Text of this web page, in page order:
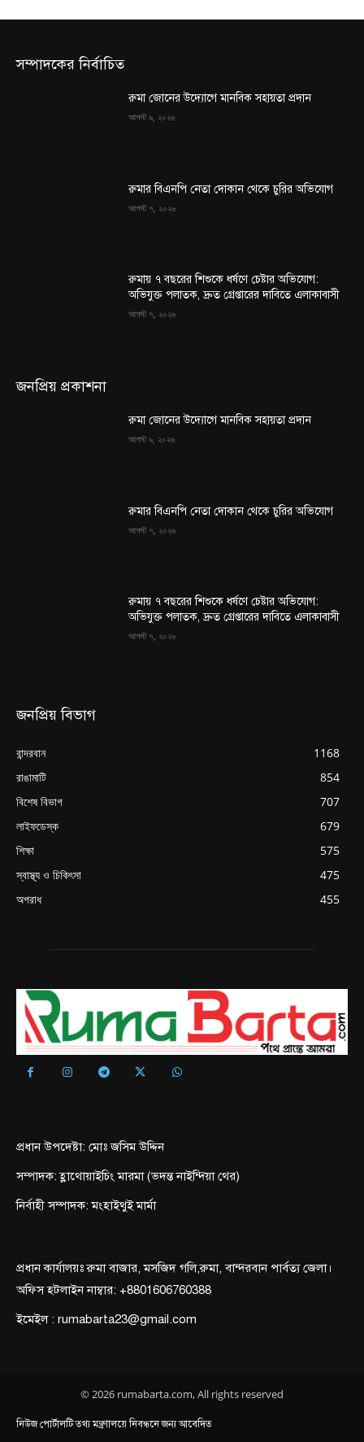
সম্পাদকের নির্বাচিত
রুমা জোনের উদ্যোগে মানবিক সহায়তা প্রদান
আগস্ট ৯, ২০২৬
রুমার বিএনপি নেতা দোকান থেকে চুরির অভিযোগ
আগস্ট ৭, ২০২৬
রুমায় ৭ বছরের শিশুকে ধর্ষণে চেষ্টার অভিযোগ:
অভিযুক্ত পলাতক, দ্রুত গ্রেপ্তারের দাবিতে এলাকাবাসী
আগস্ট ৭, ২০২৬
জনপ্রিয় প্রকাশনা
রুমা জোনের উদ্যোগে মানবিক সহায়তা প্রদান
আগস্ট ৯, ২০২৬
রুমার বিএনপি নেতা দোকান থেকে চুরির অভিযোগ
আগস্ট ৭, ২০২৬
রুমায় ৭ বছরের শিশুকে ধর্ষণে চেষ্টার অভিযোগ:
অভিযুক্ত পলাতক, দ্রুত গ্রেপ্তারের দাবিতে এলাকাবাসী
আগস্ট ৭, ২০২৬
জনপ্রিয় বিভাগ
বান্দরবান
1168
রাঙামাটি
854
বিশেষ বিভাগ
707
লাইফডেস্ক
679
শিক্ষা
575
স্বাস্থ্য ও চিকিৎসা
475
অপরাধ
455
প্রধান উপদেষ্টা: মোঃ জসিম উদ্দিন
সম্পাদক: হ্লাথোয়াইচিং মারমা (ভদন্ত নাইন্দিয়া থের)
নির্বাহী সম্পাদক: মংহাইথুই মার্মা
প্রধান কার্যালয়ঃ রুমা বাজার, মসজিদ গলি,রুমা, বান্দরবান পার্বত্য জেলা।
অফিস হটলাইন নাম্বার: +8801606760388
ইমেইল : rumabarta23@gmail.com
© 2026 rumabarta.com, All rights reserved
নিউজ পোর্টালটি তথ্য মন্ত্রণালয়ে নিবন্ধনে জন্য আবেদিত